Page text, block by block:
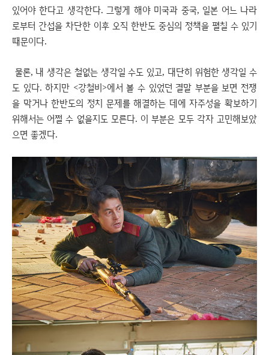
있어야 한다고 생각한다. 그렇게 해야 미국과 중국, 일본 어느 나라
로부터 간섭을 차단한 이후 오직 한반도 중심의 정책을 펼칠 수 있기
때문이다.
물론, 내 생각은 철없는 생각일 수도 있고, 대단히 위험한 생각일 수
도 있다. 하지만 <강철비>에서 볼 수 있었던 결말 부분을 보면 전쟁
을 막거나 한반도의 정치 문제를 해결하는 데에 자주성을 확보하기
위해서는 어쩔 수 없을지도 모른다. 이 부분은 모두 각자 고민해보았
으면 좋겠다.